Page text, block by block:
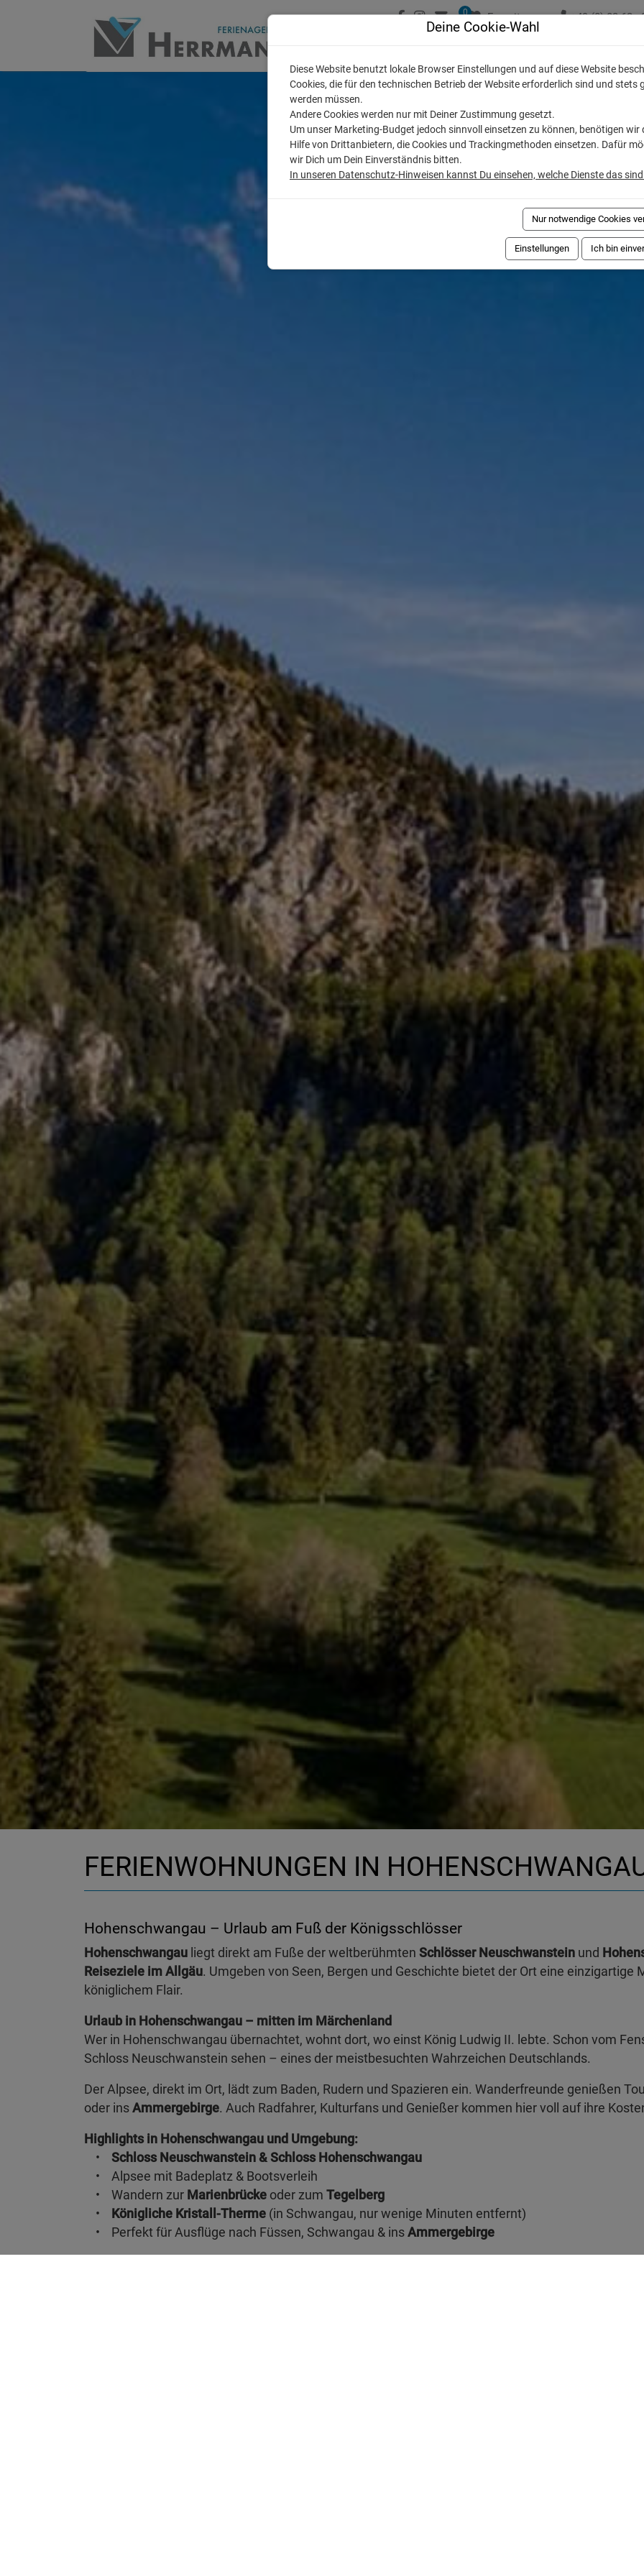
0 Favoriten +49 (0) 83 62 -
FERIENWOHNUNGEN IN
Hohenschwangau – Urlaub am Fuß der Königsschlösser
Hohenschwangau liegt direkt am Fuße der weltberühmten Schlösser Neuschwanstein und
Reiseziele im Allgäu. Umgeben von Seen, Bergen und Geschichte bietet der Ort eine einzigartige
königlichem Flair.
Urlaub in Hohenschwangau – mitten im Märchenland
Wer in Hohenschwangau übernachtet, wohnt dort, wo einst König Ludwig II. lebte. Schon vom
Schloss Neuschwanstein sehen – eines der meistbesuchten Wahrzeichen Deutschlands.
Der Alpsee, direkt im Ort, lädt zum Baden, Rudern und Spazieren ein. Wanderfreunde genießen
oder ins Ammergebirge. Auch Radfahrer, Kulturfans und Genießer kommen hier voll auf ihre
Highlights in Hohenschwangau und Umgebung:
• Schloss Neuschwanstein & Schloss Hohenschwangau
• Alpsee mit Badeplatz & Bootsverleih
• Wandern zur Marienbrücke oder zum Tegelberg
• Königliche Kristall-Therme (in Schwangau, nur wenige Minuten entfernt)
• Perfekt für Ausflüge nach Füssen, Schwangau & ins Ammergebirge
Deine Cookie-Wahl
Diese Website benutzt lokale Browser Einstellungen und auf diese Website
Cookies, die für den technischen Betrieb der Website erforderlich sind und stets
werden müssen.
Andere Cookies werden nur mit Deiner Zustimmung gesetzt.
Um unser Marketing-Budget jedoch sinnvoll einsetzen zu können, benötigen wir
Hilfe von Drittanbietern, die Cookies und Trackingmethoden einsetzen. Dafür
wir Dich um Dein Einverständnis bitten.
In unseren Datenschutz-Hinweisen kannst Du einsehen, welche Dienste das
Nur notwendige Cookies
Einstellungen Ich bin